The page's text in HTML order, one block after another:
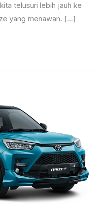
telusuri lebih jauh ke
yang menawan. […]